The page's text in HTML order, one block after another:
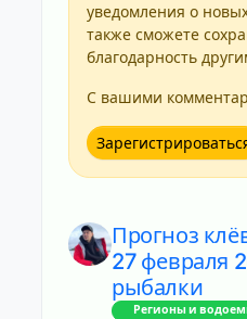
уведомления о
также сможете
благодарность
С вашими
Прогноз
27 февраля
рыбалки
Регионы и